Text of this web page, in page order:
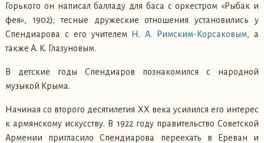
Горького он написал балладу для баса с оркестром «Рыбак и
фея», 1902); тесные дружеские отношения установились у
Спендиарова с его учителем
Н. А. Римским-Корсаковым, а
также А. К. Глазуновым.
В детские годы Спендиаров познакомился с народной
музыкой Крыма.
Начиная со второго десятилетия XX века усилился его интерес
к армянскому искусству. В 1922 году правительство Советской
Армении пригласило Спендиарова переехать в Ереван и